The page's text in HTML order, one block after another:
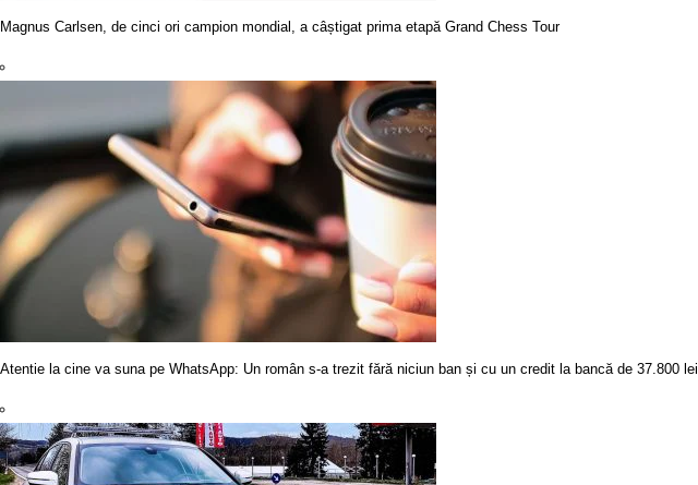
Magnus Carlsen, de cinci ori campion mondial, a câștigat prima etapă Grand Chess Tour
Atentie la cine va suna pe WhatsApp: Un român s-a trezit fără niciun ban și cu un credit la bancă de 37.800 lei